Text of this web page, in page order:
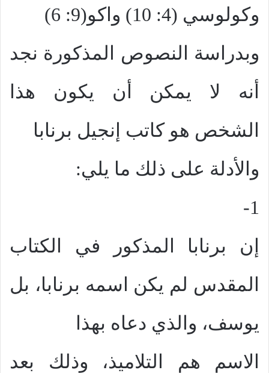
وكولوسي (4: 10) واكو(9: 6)
وبدراسة النصوص المذكورة نجد
أنه لا يمكن أن يكون هذا
الشخص هو كاتب إنجيل برنابا
والأدلة على ذلك ما يلي:
1-
إن برنابا المذكور في الكتاب
المقدس لم يكن اسمه برنابا، بل
يوسف، والذي دعاه بهذا
الاسم هم التلاميذ، وذلك بعد